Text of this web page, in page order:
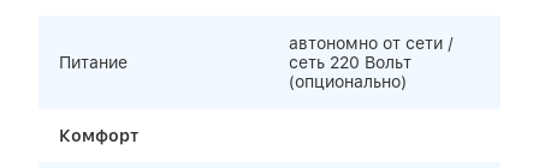
Питание
автономно от сети /
сеть 220 Вольт
(опционально)
Комфорт